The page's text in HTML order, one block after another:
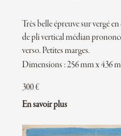
Très belle épreuve sur vergé
de pli vertical médian
verso. Petites marges.
Dimensions : 256 mm x 436
300€
En savoir plus